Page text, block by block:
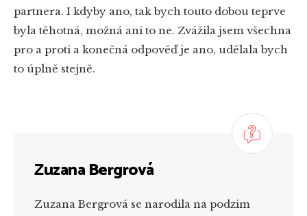
partnera. I kdyby ano, tak bych touto dobou teprve
byla těhotná, možná ani to ne. Zvážila jsem všechna
pro a proti a konečná odpověď je ano, udělala bych
to úplně stejně.
Zuzana Bergrová
Zuzana Bergrová se narodila na podzim